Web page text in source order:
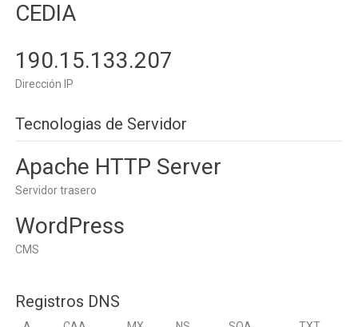
CEDIA
190.15.133.207
Dirección IP
Tecnologias de Servidor
Apache HTTP Server
Servidor trasero
WordPress
CMS
Registros DNS